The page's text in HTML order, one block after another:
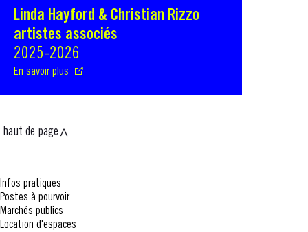
Linda Hayford & Christian Rizzo
artistes associés
2025-2026
En savoir plus
S'ouvre dans une nouvelle fenêtre
haut de page
Infos pratiques
Postes à pourvoir
Marchés publics
Location d'espaces